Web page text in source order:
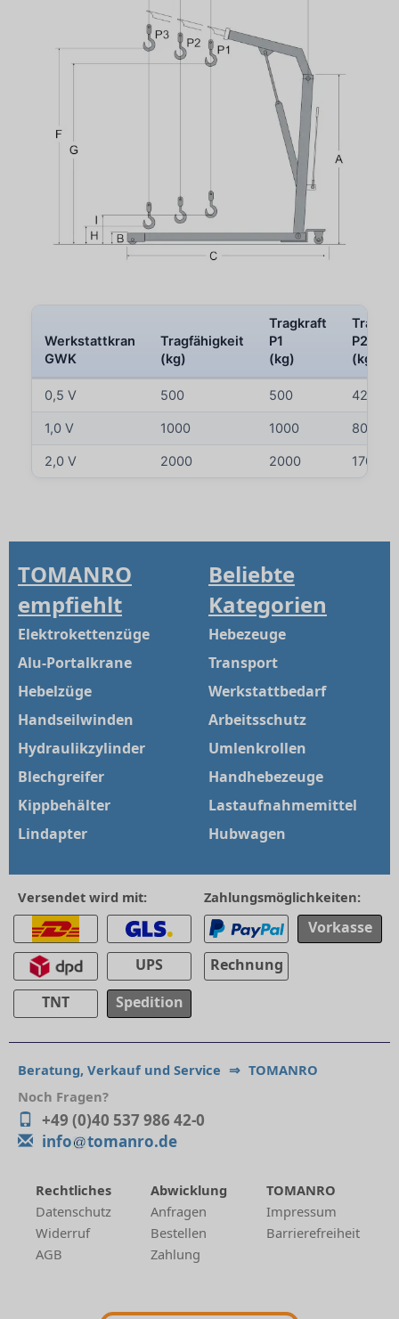
Werkstattkran
GWK
Tragfähigkeit
(kg)
Tragkraft
P1
(kg)
P2
(kg)
0,5 V 500 500 425
1,0 V 1000 1000 800
2,0 V 2000 2000 1700
TOMANRO
empfiehlt
Elektrokettenzüge
Alu-Portalkrane
Hebelzüge
Handseilwinden
Hydraulikzylinder
Blechgreifer
Kippbehälter
Lindapter
Beliebte
Kategorien
Hebezeuge
Transport
Werkstattbedarf
Arbeitsschutz
Umlenkrollen
Handhebezeuge
Lastaufnahmemittel
Hubwagen
Versendet wird mit:
UPS
TNT
Spedition
Zahlungsmöglichkeiten:
Vorkasse
Rechnung
Beratung, Verkauf und Service ⇒ TOMANRO
Noch Fragen?
+49 (0)40 537 986 42-0
info
tomanro.de
Rechtliches
Datenschutz
Widerruf
AGB
Abwicklung
Anfragen
Bestellen
Zahlung
TOMANRO
Impressum
Barrierefreiheit